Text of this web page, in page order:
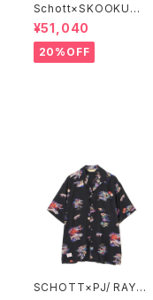
Schott×SKOOKUM
STUDIUM JACKET F
INEST QUALITY
¥51,040
20%OFF
SCHOTT×PJ/ RAYO